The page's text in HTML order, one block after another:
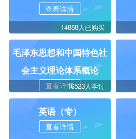
查看详情
14888人已购买
毛泽东思想和中国特色社
会主义理论体系概论
查看详情16523人学过
英语（专）
查看详情